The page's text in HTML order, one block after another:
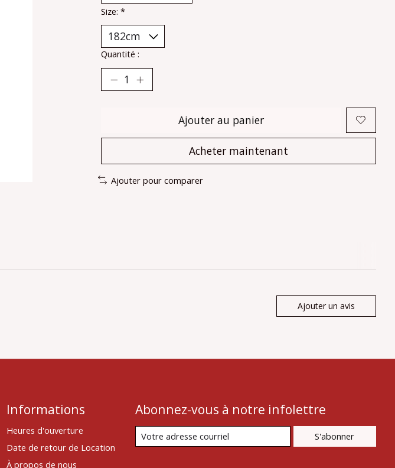
Size: *
Quantité :
Ajouter au panier
Acheter maintenant
Ajouter pour comparer
Ajouter un avis
Informations
Heures d'ouverture
Date de retour de Location
À propos de nous
Abonnez-vous à notre infolettre
S'abonner